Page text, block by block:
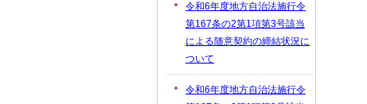
令和6年度地方自治法施行令
第167条の2第1項第3号該当
による随意契約の締結状況に
ついて
令和6年度地方自治法施行令